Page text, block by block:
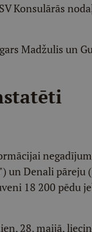
Konsulārās
Madžulis un
un Denali pāreju
18 200 pēdu
28. maijā,